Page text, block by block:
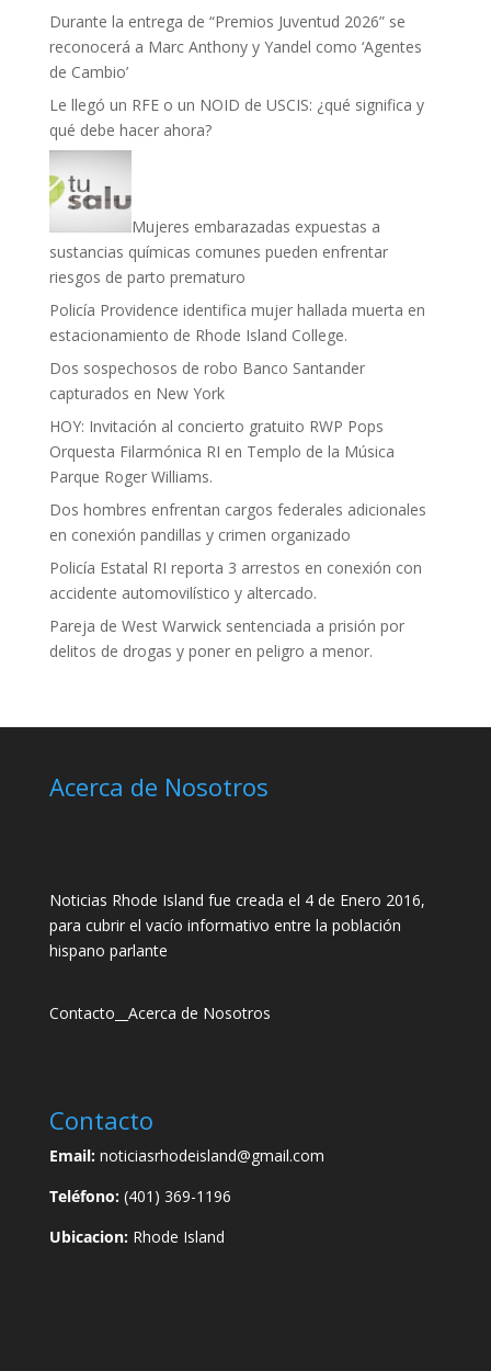
Durante la entrega de “Premios Juventud 2026” se
reconocerá a Marc Anthony y Yandel como ‘Agentes
de Cambio’
Le llegó un RFE o un NOID de USCIS: ¿qué significa y
qué debe hacer ahora?
Mujeres embarazadas expuestas a
sustancias químicas comunes pueden enfrentar
riesgos de parto prematuro
Policía Providence identifica mujer hallada muerta en
estacionamiento de Rhode Island College.
Dos sospechosos de robo Banco Santander
capturados en New York
HOY: Invitación al concierto gratuito RWP Pops
Orquesta Filarmónica RI en Templo de la Música
Parque Roger Williams.
Dos hombres enfrentan cargos federales adicionales
en conexión pandillas y crimen organizado
Policía Estatal RI reporta 3 arrestos en conexión con
accidente automovilístico y altercado.
Pareja de West Warwick sentenciada a prisión por
delitos de drogas y poner en peligro a menor.
Acerca de Nosotros
Noticias Rhode Island fue creada el 4 de Enero 2016,
para cubrir el vacío informativo entre la población
hispano parlante
Contacto Acerca de Nosotros
Contacto
Email:noticiasrhodeisland@gmail.com
Teléfono:(401) 369-1196
Ubicacion:Rhode Island